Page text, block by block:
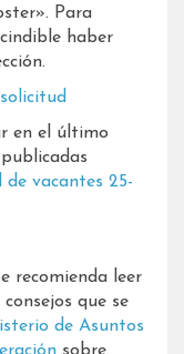
Para
haber
en el último
de vacantes 25-
recomienda leer
que se
de Asuntos